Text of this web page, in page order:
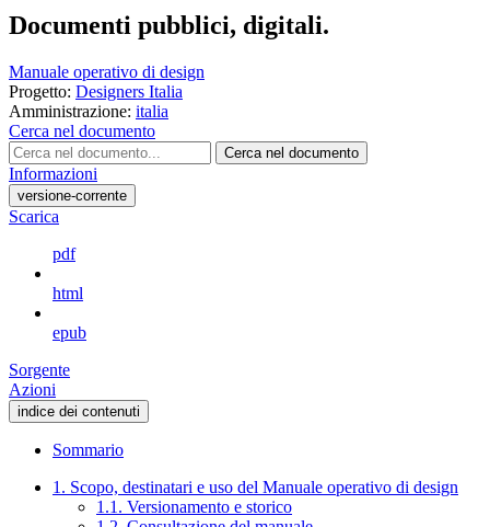
Documenti pubblici, digitali.
Manuale operativo di design
Progetto: Designers Italia
Amministrazione: italia
Cerca nel documento
Cerca nel documento
Informazioni
versione-corrente
Scarica
pdf
html
epub
Sorgente
Azioni
indice dei contenuti
Sommario
1. Scopo, destinatari e uso del Manuale operativo di design
1.1. Versionamento e storico